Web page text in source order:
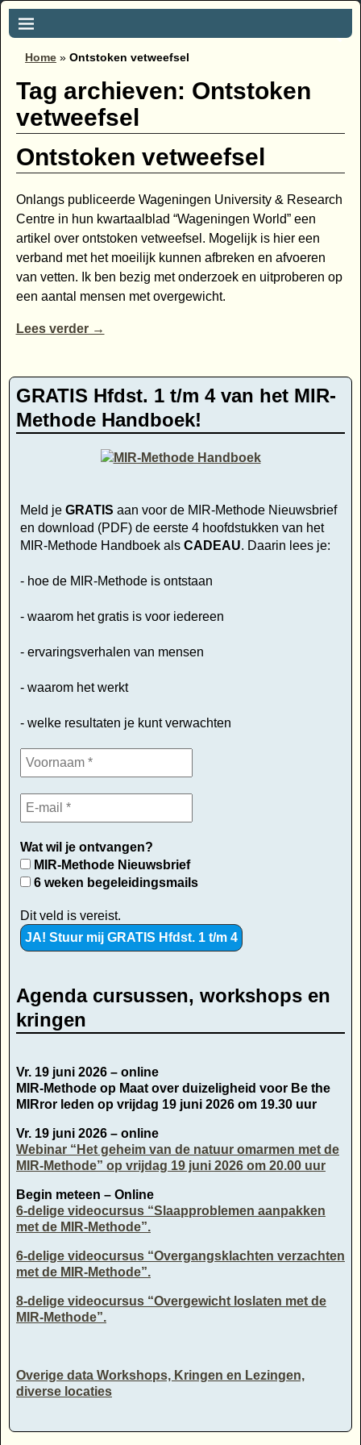
Home » Ontstoken vetweefsel
Tag archieven: Ontstoken
vetweefsel
Ontstoken vetweefsel
Onlangs publiceerde Wageningen University & Research
Centre in hun kwartaalblad “Wageningen World” een
artikel over ontstoken vetweefsel. Mogelijk is hier een
verband met het moeilijk kunnen afbreken en afvoeren
van vetten. Ik ben bezig met onderzoek en uitproberen op
een aantal mensen met overgewicht.
Lees verder →
GRATIS Hfdst. 1 t/m 4 van het MIR-
Methode Handboek!
Meld je GRATIS aan voor de MIR-Methode Nieuwsbrief
en download (PDF) de eerste 4 hoofdstukken van het
MIR-Methode Handboek als CADEAU. Daarin lees je:
- hoe de MIR-Methode is ontstaan
- waarom het gratis is voor iedereen
- ervaringsverhalen van mensen
- waarom het werkt
- welke resultaten je kunt verwachten
Wat wil je ontvangen?
MIR-Methode Nieuwsbrief
6 weken begeleidingsmails
Dit veld is vereist.
Agenda cursussen, workshops en
kringen
Vr. 19 juni 2026 – online
MIR-Methode op Maat over duizeligheid voor Be the
MIRror leden op vrijdag 19 juni 2026 om 19.30 uur
Vr. 19 juni 2026 – online
Webinar “Het geheim van de natuur omarmen met de
MIR-Methode” op vrijdag 19 juni 2026 om 20.00 uur
Begin meteen – Online
6-delige videocursus “Slaapproblemen aanpakken
met de MIR-Methode”.
6-delige videocursus “Overgangsklachten verzachten
met de MIR-Methode”.
8-delige videocursus “Overgewicht loslaten met de
MIR-Methode”.
Overige data Workshops, Kringen en Lezingen,
diverse locaties